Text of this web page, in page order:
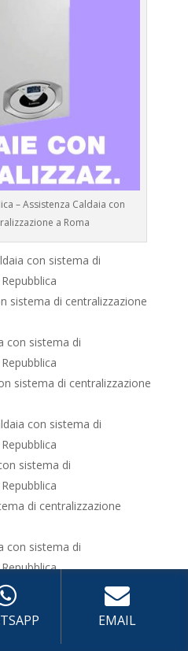
– Assistenza Caldaia con
a Roma
con sistema di
sistema di centralizzazione
con sistema di
sistema di centralizzazione
con sistema di
sistema di
di centralizzazione
con sistema di
sistema di centralizzazione
di centralizzazione
EMAIL